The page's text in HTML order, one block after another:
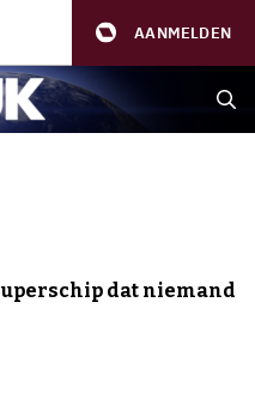
AANMELDEN
dat niemand